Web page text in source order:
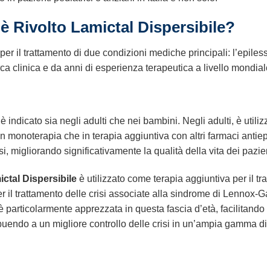
Rivolto Lamictal Dispersibile?
il trattamento di due condizioni mediche principali:
clinica e da anni di esperienza terapeutica a livello
è indicato sia negli adulti che nei bambini. Negli adulti, è
che in terapia aggiuntiva con altri farmaci
migliorando significativamente la qualità della vita dei
Dispersibile è utilizzato come terapia aggiuntiva per il
trattamento delle crisi associate alla sindrome di Lennox-
apprezzata in questa fascia d’età, facilitando
a un migliore controllo delle crisi in un’ampia gamma